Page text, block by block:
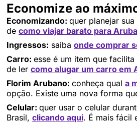
Economize ao
Economizando: quer planejar
de como viajar barato para Aruba
Ingressos: saiba onde comprar
Carro: esse é um item que
de ler como alugar um carro em
Florim Arubano: conheça qual a
opção. Existe uma nova forma
Celular: quer usar o celular
Brasil, clicando aqui. É mais fácil